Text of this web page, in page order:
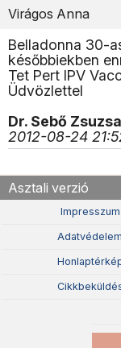
Virágos Anna
Belladonna 30-
későbbiekben
Tet Pert IPV
Üdvözlettel
Dr. Sebő
2012-08-24
Asztali verzió
Impresszum
Adatvédelem